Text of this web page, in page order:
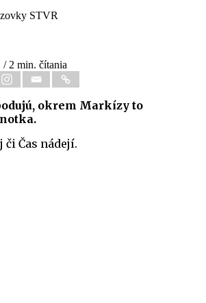
/ 2 min. čítania
okrem Markízy to
či Čas nádejí.